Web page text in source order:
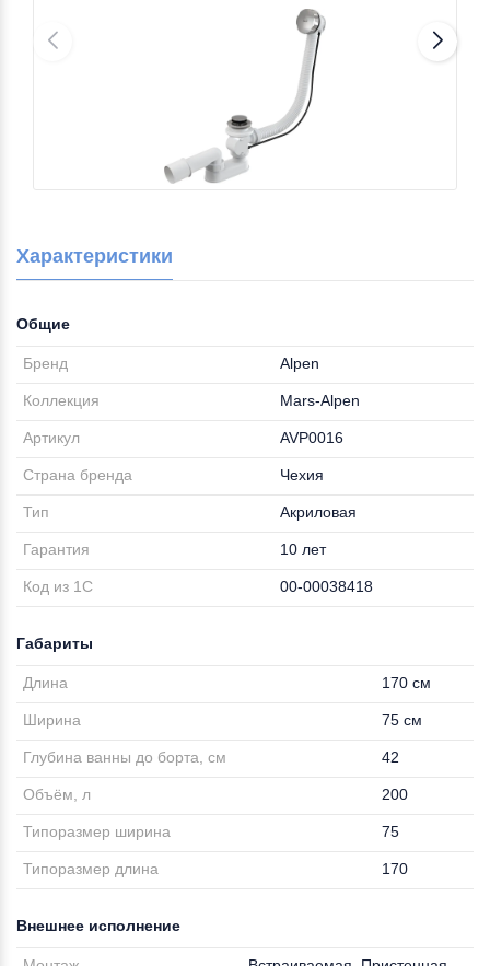
Характеристики
Общие
Бренд Alpen
Коллекция Mars-Alpen
Артикул AVP0016
Страна бренда Чехия
Тип Акриловая
Гарантия 10 лет
Код из 1С 00-00038418
Габариты
Длина 170 см
Ширина 75 см
Глубина ванны до борта, см 42
Объём, л 200
Типоразмер ширина 75
Типоразмер длина 170
Внешнее исполнение